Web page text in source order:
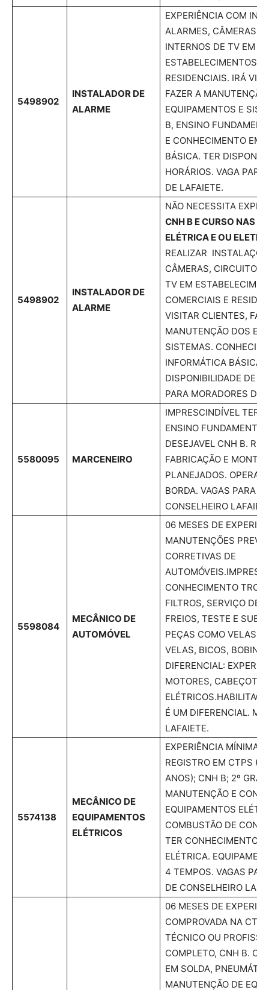
5498902
INSTALADOR DE
ALARME
EXPERIÊNCIA COM
ALARMES, CÂMERAS,
INTERNOS DE TV EM
ESTABELECIMENTOS
RESIDENCIAIS. IRÁ
FAZER A
EQUIPAMENTOS E
B, ENSINO
E CONHECIMENTO EM
BÁSICA. TER
HORÁRIOS. VAGA
DE LAFAIETE.
5498902
INSTALADOR DE
ALARME
NÃO NECESSITA
CNH B E CURSO NAS
ELÉTRICA E OU
REALIZAR
CÂMERAS, CIRCUITOS
TV EM
COMERCIAIS E
VISITAR CLIENTES,
MANUTENÇÃO DOS
SISTEMAS.
INFORMÁTICA BÁSICA.
DISPONIBILIDADE DE
PARA MORADORES DE
5580095 MARCENEIRO
IMPRESCINDÍVEL TER
ENSINO
DESEJAVEL CNH B.
FABRICAÇÃO E
PLANEJADOS. OPERAR
BORDA. VAGAS PARA
CONSELHEIRO
5598084
MECÂNICO DE
AUTOMÓVEL
06 MESES DE
MANUTENÇÕES
CORRETIVAS DE
CONHECIMENTO
FILTROS, SERVIÇO DE
FREIOS, TESTE E
PEÇAS COMO VELAS,
VELAS, BICOS,
DIFERENCIAL:
MOTORES,
É UM DIFERENCIAL.
LAFAIETE.
5574138
MECÂNICO DE
EQUIPAMENTOS
ELÉTRICOS
EXPERIÊNCIA MÍNIMA
REGISTRO EM CTPS
ANOS); CNH B; 2º
MANUTENÇÃO E
EQUIPAMENTOS
COMBUSTÃO DE
TER CONHECIMENTO
ELÉTRICA.
4 TEMPOS. VAGAS
DE CONSELHEIRO
06 MESES DE
COMPROVADA NA
TÉCNICO OU
COMPLETO, CNH B.
EM SOLDA,
MANUTENÇÃO DE